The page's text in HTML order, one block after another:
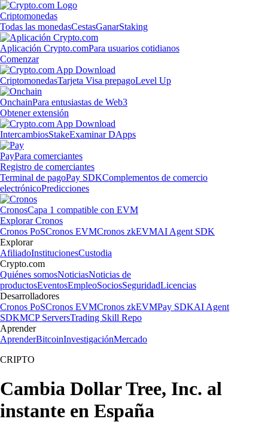
Criptomonedas
Todas las monedasCestasGanarStaking
Aplicación Crypto.comPara usuarios cotidianos
Comenzar
CriptomonedasTarjeta Visa prepagoLevel Up
OnchainPara entusiastas de Web3
Obtener extensión
IntercambiosStakeExaminar DApps
PayPara comerciantes
Registro de comerciantes
Terminal de pagoPay SDKComplementos de comercio
electrónicoPredicciones
CronosCapa 1 compatible con EVM
Explorar Cronos
Cronos PoSCronos EVMCronos zkEVMAI Agent SDK
Explorar
AfiliadoInstitucionesCustodia
Crypto.com
Quiénes somosNoticiasNoticias de
productosEventosEmpleoSociosSeguridadLicencias
Desarrolladores
Cronos PoSCronos EVMCronos zkEVMPay SDKAI Agent
SDKMCP ServersTrading Skill Repo
Aprender
AprenderBitcoinInvestigaciónMercado
CRIPTO
Cambia Dollar Tree, Inc. al
instante en España